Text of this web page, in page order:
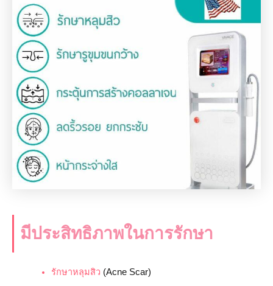
มีประสิทธิภาพในการรักษา
รักษาหลุมสิว (Acne Scar)